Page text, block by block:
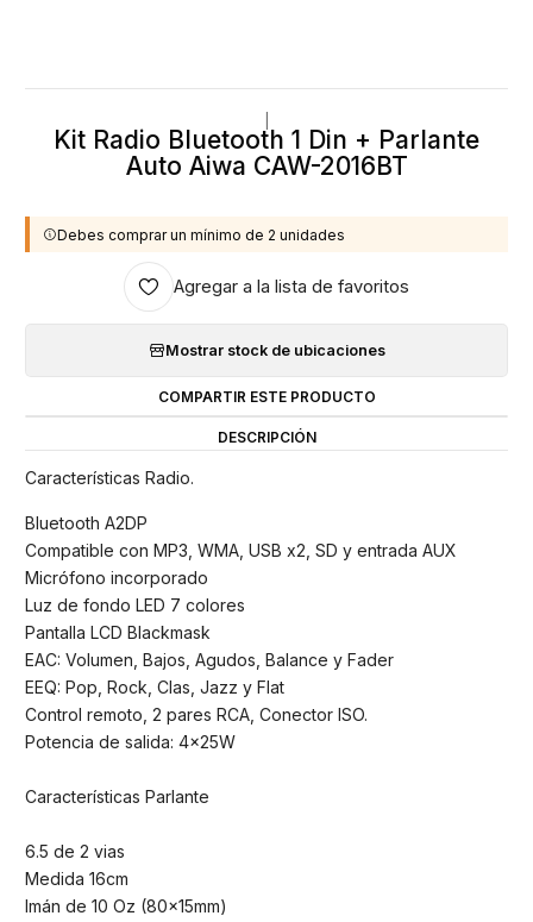
Kit Radio Bluetooth 1 Din + Parlante
Auto Aiwa CAW-2016BT
Debes comprar un mínimo de 2 unidades
Agregar a la lista de favoritos
Mostrar stock de ubicaciones
COMPARTIR ESTE PRODUCTO
DESCRIPCIÓN
Características Radio.
Bluetooth A2DP
Compatible con MP3, WMA, USB x2, SD y entrada AUX
Micrófono incorporado
Luz de fondo LED 7 colores
Pantalla LCD Blackmask
EAC: Volumen, Bajos, Agudos, Balance y Fader
EEQ: Pop, Rock, Clas, Jazz y Flat
Control remoto, 2 pares RCA, Conector ISO.
Potencia de salida: 4x25W
Características Parlante
6.5 de 2 vias
Medida 16cm
Imán de 10 Oz (80x15mm)